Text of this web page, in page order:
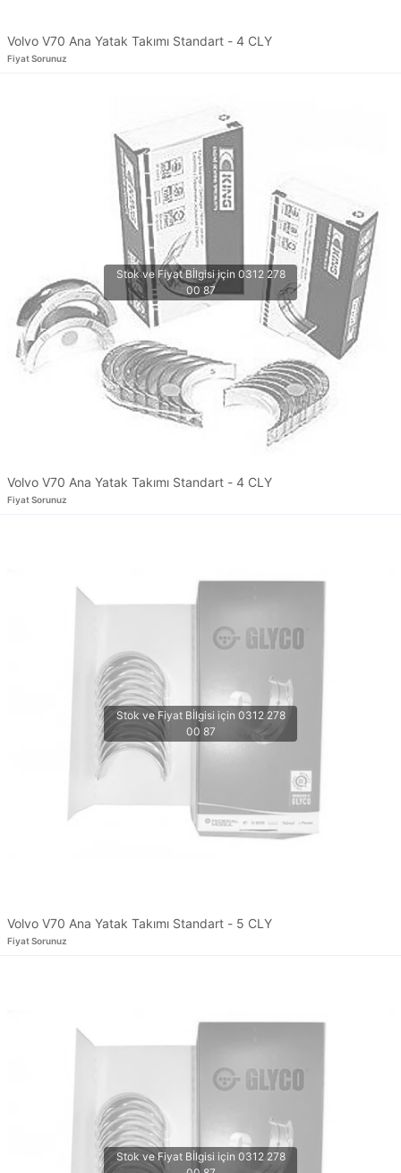
Volvo V70 Ana Yatak Takımı Standart - 4 CLY
Fiyat Sorunuz
Volvo V70 Ana Yatak Takımı Standart - 4 CLY
Fiyat Sorunuz
Volvo V70 Ana Yatak Takımı Standart - 5 CLY
Fiyat Sorunuz